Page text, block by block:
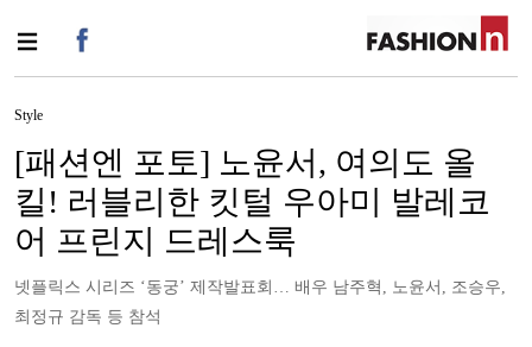
Style
[패션엔 포토] 노윤서, 여의도 올
킬! 러블리한 킷털 우아미 발레코
어 프린지 드레스룩
넷플릭스 시리즈 ‘동궁’ 제작발표회… 배우 남주혁, 노윤서, 조승우,
최정규 감독 등 참석